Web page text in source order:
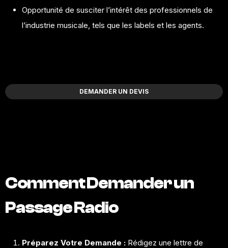
Opportunité de susciter l’intérêt des professionnels de
l’industrie musicale, tels que les labels et les agents.
DEMANDER UN DEVIS
Comment Demander un
Passage Radio
Préparez Votre Demande : Rédigez une lettre de